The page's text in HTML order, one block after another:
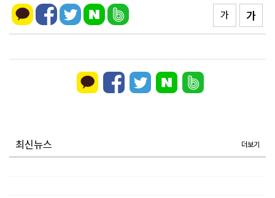
가
가
최신뉴스 더보기